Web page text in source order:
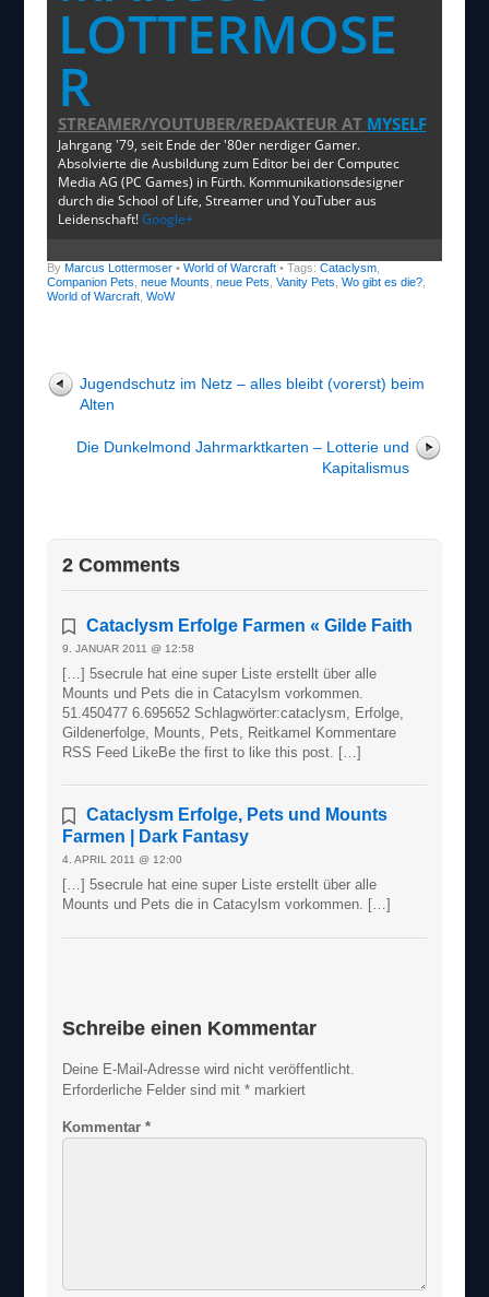
LOTTERMOSE
R
STREAMER/YOUTUBER/REDAKTEUR AT MYSELF
Jahrgang '79, seit Ende der '80er nerdiger Gamer.
Absolvierte die Ausbildung zum Editor bei der Computec
Media AG (PC Games) in Fürth. Kommunikationsdesigner
durch die School of Life, Streamer und YouTuber aus
Leidenschaft!Google+
By Marcus Lottermoser• World of Warcraft • Tags: Cataclysm,
Companion Pets neue Mounts neue Pets Vanity Pets Wo gibt es die?,
World of Warcraft, WoW
Jugendschutz im Netz – alles bleibt (vorerst) beim
Alten
Die Dunkelmond Jahrmarktkarten – Lotterie und
Kapitalismus
2 Comments
Cataclysm Erfolge Farmen « Gilde Faith
9. JANUAR 2011 @ 12:58
[…] 5secrule hat eine super Liste erstellt über alle
Mounts und Pets die in Catacylsm vorkommen.
51.450477 6.695652 Schlagwörter:cataclysm, Erfolge,
Gildenerfolge, Mounts, Pets, Reitkamel Kommentare
RSS Feed LikeBe the first to like this post. […]
Cataclysm Erfolge, Pets und Mounts
Farmen | Dark Fantasy
4. APRIL 2011 @ 12:00
[…] 5secrule hat eine super Liste erstellt über alle
Mounts und Pets die in Catacylsm vorkommen. […]
Schreibe einen Kommentar
Deine E-Mail-Adresse wird nicht veröffentlicht.
Erforderliche Felder sind mit* markiert
Kommentar*